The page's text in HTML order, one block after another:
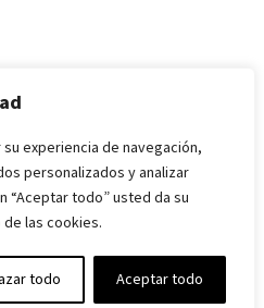
experiencia de navegación,
personalizados y analizar
“Aceptar todo” usted da su
las cookies.
todo Aceptar todo